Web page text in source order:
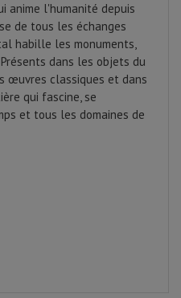
anime l'humanité depuis
de tous les échanges
habille les monuments,
dans les objets du
œuvres classiques et dans
qui fascine, se
et tous les domaines de